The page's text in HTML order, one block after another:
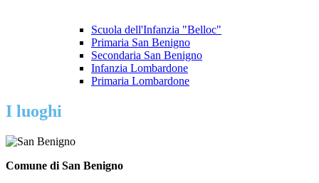
Scuola dell'Infanzia "Belloc"
Primaria San Benigno
Secondaria San Benigno
Infanzia Lombardone
Primaria Lombardone
I luoghi
Comune di San Benigno